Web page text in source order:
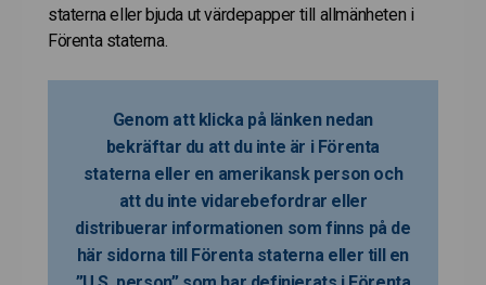
staterna eller bjuda ut värdepapper till allmänheten i
Förenta staterna.
Genom att klicka på länken nedan
bekräftar du att du inte är i Förenta
staterna eller en amerikansk person och
att du inte vidarebefordrar eller
distribuerar informationen som finns på de
här sidorna till Förenta staterna eller till en